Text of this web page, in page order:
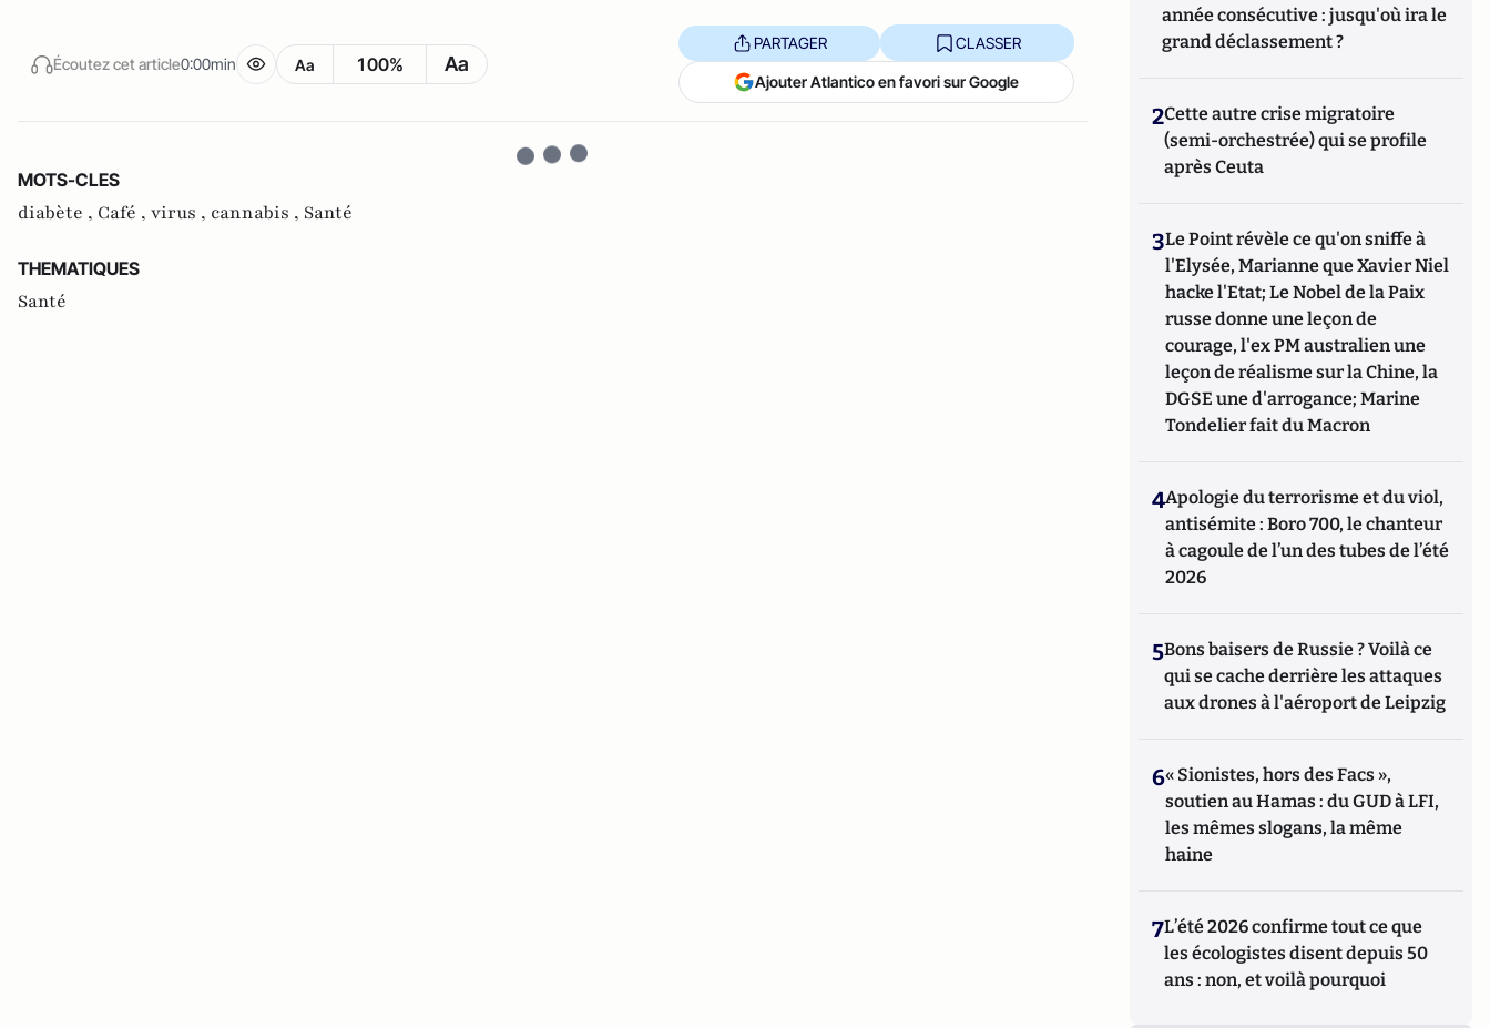
Écoutez cet article0:00min Aa 100% Aa
PARTAGER CLASSER
Ajouter Atlantico en favori sur Google
MOTS-CLES
diabète , Café , virus , cannabis , Santé
THEMATIQUES
Santé
année consécutive : jusqu'où ira le
grand déclassement ?
2Cette autre crise migratoire
(semi-orchestrée) qui se profile
après Ceuta
3Le Point révèle ce qu'on sniffe à
l'Elysée, Marianne que Xavier Niel
hacke l'Etat; Le Nobel de la Paix
russe donne une leçon de
courage, l'ex PM australien une
leçon de réalisme sur la Chine, la
DGSE une d'arrogance; Marine
Tondelier fait du Macron
4Apologie du terrorisme et du viol,
antisémite : Boro 700, le chanteur
à cagoule de l’un des tubes de l’été
2026
5Bons baisers de Russie ? Voilà ce
qui se cache derrière les attaques
aux drones à l'aéroport de Leipzig
6« Sionistes, hors des Facs »,
soutien au Hamas : du GUD à LFI,
les mêmes slogans, la même
haine
7L’été 2026 confirme tout ce que
les écologistes disent depuis 50
ans : non, et voilà pourquoi